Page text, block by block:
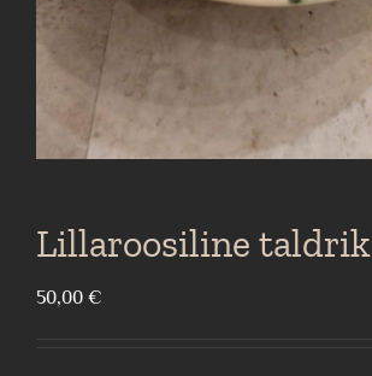
Lillaroosiline taldrik
50,00 €